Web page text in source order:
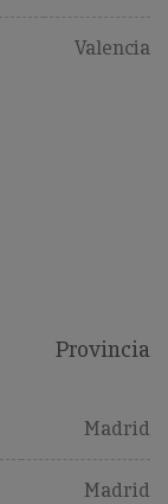
Valencia
Provincia
Madrid
Madrid